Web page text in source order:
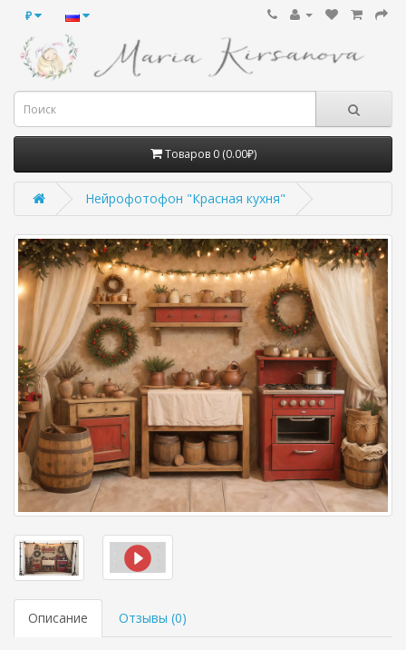
₽
Товаров 0 (0.00₽)
Нейрофотофон "Красная кухня"
Описание Отзывы (0)